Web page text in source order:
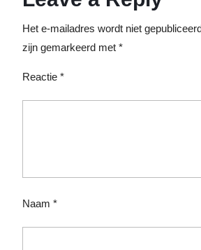
Het e-mailadres wordt niet
zijn gemarkeerd met *
Reactie *
Naam *